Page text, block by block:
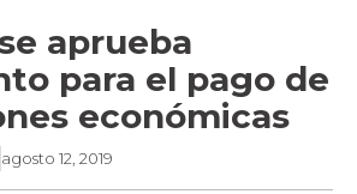
aprueba
para el pago de
económicas
agosto 12, 2019